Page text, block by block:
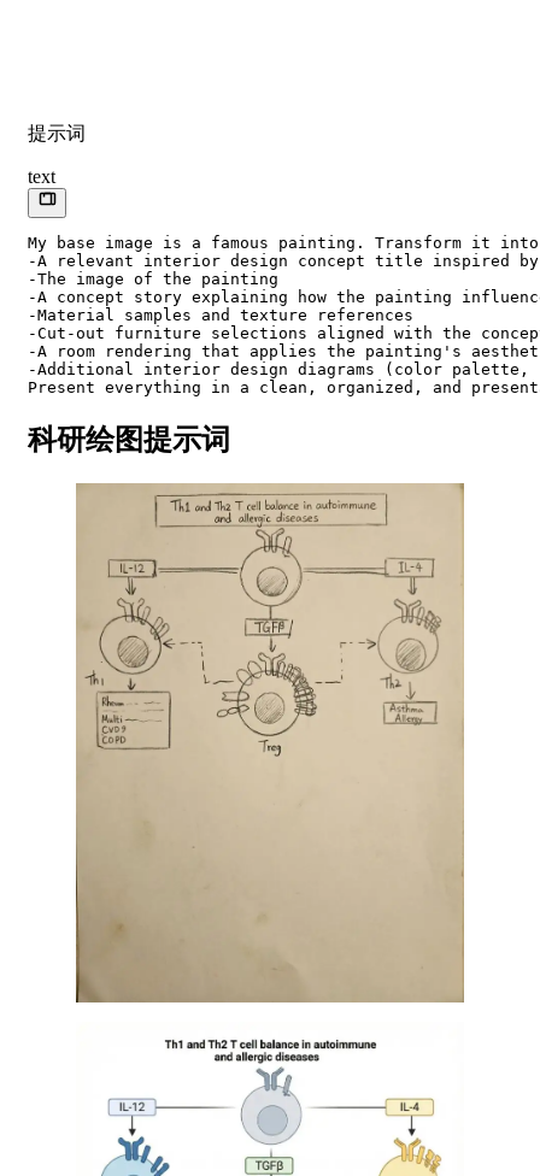
提示词
text
My base image is a famous painting. Transform it
-A relevant interior design concept title inspired
-The image of the painting
-A concept story explaining how the painting
-Material samples and texture references
-Cut-out furniture selections aligned with the
-A room rendering that applies the painting's
-Additional interior design diagrams (color
Present everything in a clean, organized, and
科研绘图提示词